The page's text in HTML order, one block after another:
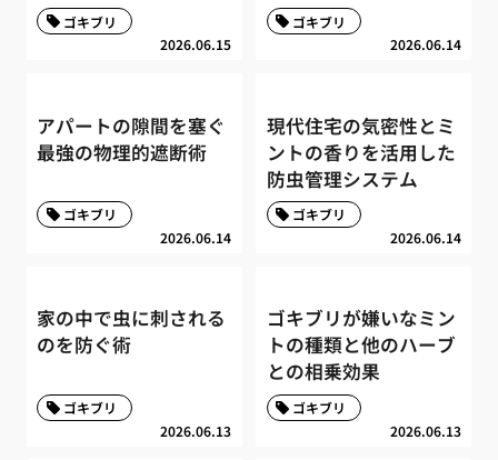
2026.06.15
ゴキブリ
2026.06.14
ゴキブリ
アパートの隙間を塞ぐ
最強の物理的遮断術
2026.06.14
ゴキブリ
現代住宅の気密性とミ
ントの香りを活用した
防虫管理システム
2026.06.14
ゴキブリ
家の中で虫に刺される
のを防ぐ術
2026.06.13
ゴキブリ
ゴキブリが嫌いなミン
トの種類と他のハーブ
との相乗効果
2026.06.13
ゴキブリ